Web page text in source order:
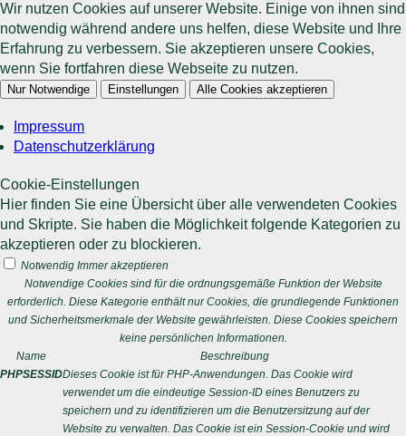
Wir nutzen Cookies auf unserer Website. Einige von ihnen sind
notwendig während andere uns helfen, diese Website und Ihre
Erfahrung zu verbessern. Sie akzeptieren unsere Cookies,
wenn Sie fortfahren diese Webseite zu nutzen.
Nur Notwendige Einstellungen Alle Cookies akzeptieren
Impressum
Datenschutzerklärung
Cookie-Einstellungen
Hier finden Sie eine Übersicht über alle verwendeten Cookies
und Skripte. Sie haben die Möglichkeit folgende Kategorien zu
akzeptieren oder zu blockieren.
Notwendig Immer akzeptieren
Notwendige Cookies sind für die ordnungsgemäße Funktion der Website
erforderlich. Diese Kategorie enthält nur Cookies, die grundlegende Funktionen
und Sicherheitsmerkmale der Website gewährleisten. Diese Cookies speichern
keine persönlichen Informationen.
Name
Beschreibung
PHPSESSIDDieses Cookie ist für PHP-Anwendungen. Das Cookie wird
verwendet um die eindeutige Session-ID eines Benutzers zu
speichern und zu identifizieren um die Benutzersitzung auf der
Website zu verwalten. Das Cookie ist ein Session-Cookie und wird